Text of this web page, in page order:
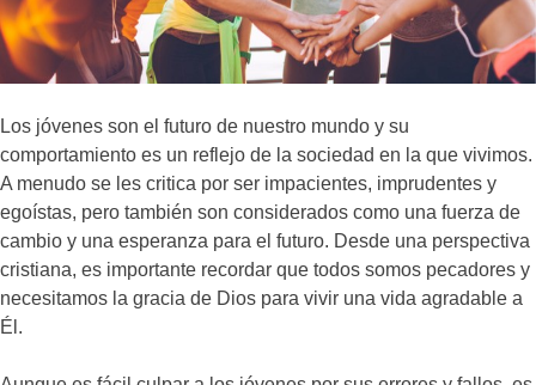
Los jóvenes son el futuro de nuestro mundo y su
comportamiento es un reflejo de la sociedad en la que vivimos.
A menudo se les critica por ser impacientes, imprudentes y
egoístas, pero también son considerados como una fuerza de
cambio y una esperanza para el futuro. Desde una perspectiva
cristiana, es importante recordar que todos somos pecadores y
necesitamos la gracia de Dios para vivir una vida agradable a
Él.